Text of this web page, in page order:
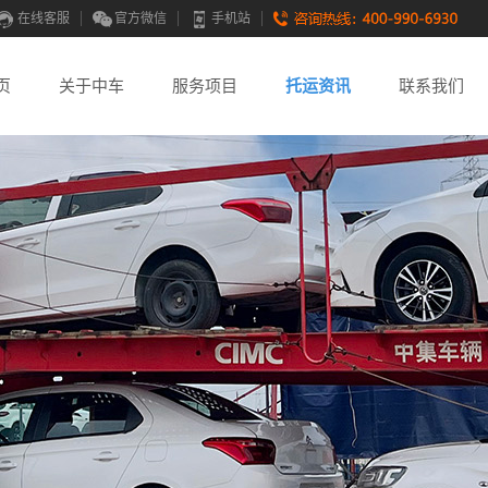
在线客服 官方微信 手机站
关于中车 服务项目 托运资讯 联系我们